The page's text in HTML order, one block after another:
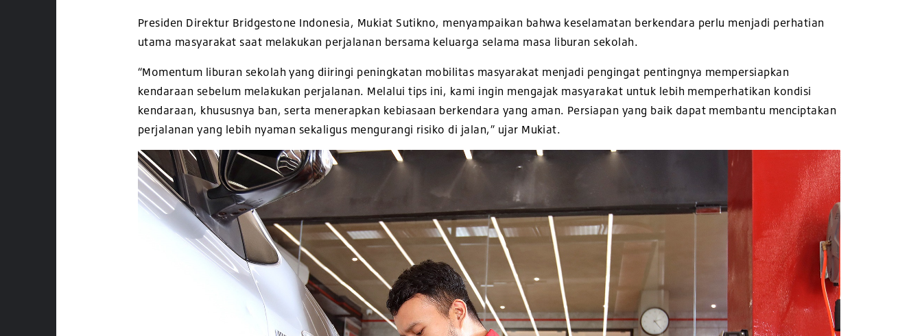
Presiden Direktur Bridgestone Indonesia, Mukiat Sutikno, menyampaikan bahwa keselamatan berkendara perlu menjadi perhatian
utama masyarakat saat melakukan perjalanan bersama keluarga selama masa liburan sekolah.
“Momentum liburan sekolah yang diiringi peningkatan mobilitas masyarakat menjadi pengingat pentingnya mempersiapkan
kendaraan sebelum melakukan perjalanan. Melalui tips ini, kami ingin mengajak masyarakat untuk lebih memperhatikan kondisi
kendaraan, khususnya ban, serta menerapkan kebiasaan berkendara yang aman. Persiapan yang baik dapat membantu menciptakan
perjalanan yang lebih nyaman sekaligus mengurangi risiko di jalan,” ujar Mukiat.